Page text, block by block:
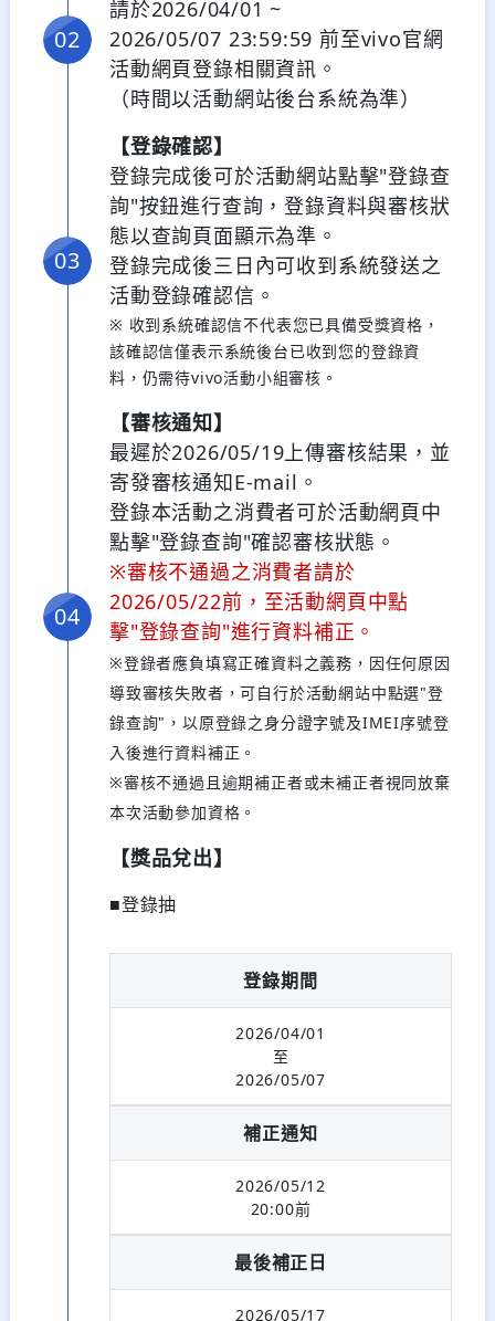
請於2026/04/01 ~
2026/05/07 23:59:59 前至vivo官網
活動網頁登錄相關資訊。
（時間以活動網站後台系統為準）
【登錄確認】
登錄完成後可於活動網站點擊"登錄查
詢"按鈕進行查詢，登錄資料與審核狀
態以查詢頁面顯示為準。
登錄完成後三日內可收到系統發送之
活動登錄確認信。
※ 收到系統確認信不代表您已具備受獎資格，
該確認信僅表示系統後台已收到您的登錄資
料，仍需待vivo活動小組審核。
【審核通知】
最遲於2026/05/19上傳審核結果，並
寄發審核通知E-mail。
登錄本活動之消費者可於活動網頁中
點擊"登錄查詢"確認審核狀態。
※審核不通過之消費者請於
2026/05/22前，至活動網頁中點
擊"登錄查詢"進行資料補正。
※登錄者應負填寫正確資料之義務，因任何原因
導致審核失敗者，可自行於活動網站中點選"登
錄查詢"，以原登錄之身分證字號及IMEI序號登
入後進行資料補正。
※審核不通過且逾期補正者或未補正者視同放棄
本次活動參加資格。
【獎品兌出】
■登錄抽
登錄期間
2026/04/01
至
2026/05/07
補正通知
2026/05/12
20:00前
最後補正日
2026/05/17